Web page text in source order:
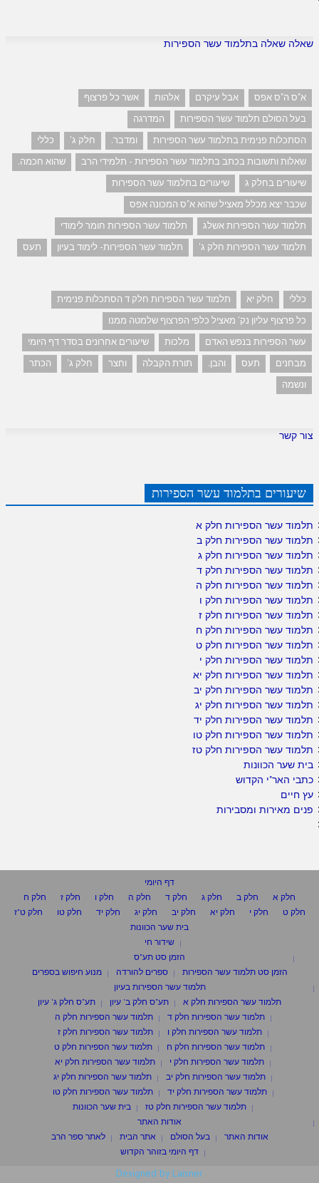
שאלה שאלה בתלמוד עשר הספירות
א"ס ה"ס אפס אבל עיקרם אלהות
אשר כל פרצוף
בעל הסולם תלמוד עשר הספירות
המדרגה
הסתכלות פנימית בתלמוד עשר הספירות
ומדבר. חלק ג'
כללי
שאלות ותשובות בכתב בתלמוד עשר הספירות - תלמידי הרב
שהוא חכמה.
שיעורים בחלק ג
שיעורים בתלמוד עשר הספירות
שכבר יצא מכלל מאציל שהוא א"ס המכונה אפס
תלמוד עשר הספירות אשלג
תלמוד עשר הספירות חומר לימודי
תלמוד עשר הספירות חלק ג'
תלמוד עשר הספירות- לימוד בעיון תעס
כללי חלק יא
תלמוד עשר הספירות חלק ד הסתכלות פנימית
כל פרצוף עליון נק' מאציל כלפי הפרצוף שלמטה ממנו
עשר הספירות בנפש האדם
מלכות
שיעורים אחרונים בסדר דף היומי
מבחנים
תעס והבן. תורת הקבלה וחצר חלק ג'
הכתר
ונשמה
צור קשר
שיעורים בתלמוד עשר הספירות
תלמוד עשר הספירות חלק א
תלמוד עשר הספירות חלק ב
תלמוד עשר הספירות חלק ג
תלמוד עשר הספירות חלק ד
תלמוד עשר הספירות חלק ה
תלמוד עשר הספירות חלק ו
תלמוד עשר הספירות חלק ז
תלמוד עשר הספירות חלק ח
תלמוד עשר הספירות חלק ט
תלמוד עשר הספירות חלק י
תלמוד עשר הספירות חלק יא
תלמוד עשר הספירות חלק יב
תלמוד עשר הספירות חלק יג
תלמוד עשר הספירות חלק יד
תלמוד עשר הספירות חלק טו
תלמוד עשר הספירות חלק טז
בית שער הכוונות
כתבי האר"י הקדוש
עץ חיים
פנים מאירות ומסבירות
דף היומי
חלק א
חלק ב חלק ג חלק ד חלק ה חלק ו חלק ז
חלק ח
חלק ט
חלק י חלק יא חלק יב חלק יג חלק יד חלק טו
חלק ט"ז
בית שער הכוונות
שידור חי
הזמן סט תע"ס
הזמן סט תלמוד עשר הספירות
ספרים להורדה
מנוע חיפוש בספרים
תלמוד עשר הספירות בעיון
תלמוד עשר הספירות חלק א
תע"ס חלק ב' עיון
תע"ס חלק ג' עיון
תלמוד עשר הספירות חלק ד
תלמוד עשר הספירות חלק ה
תלמוד עשר הספירות חלק ו
תלמוד עשר הספירות חלק ז
תלמוד עשר הספירות חלק ח
תלמוד עשר הספירות חלק ט
תלמוד עשר הספירות חלק י
תלמוד עשר הספירות חלק יא
תלמוד עשר הספירות חלק יב
תלמוד עשר הספירות חלק יג
תלמוד עשר הספירות חלק יד
תלמוד עשר הספירות חלק טו
תלמוד עשר הספירות חלק טז
בית שער הכוונות
אודות האתר
אודות האתר
בעל הסולם אתר הבית
לאתר ספר הרב
דף היומי בזוהר הקדוש
Designed by Laisner